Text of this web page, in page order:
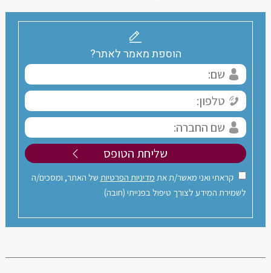
הוספת מאמר לאתר?
קראתי ואני מאשר/ת את מדיניות הפרטיות של האתר, ומסכים/ה
לשמירת המידע לצורך טיפול בפנייתי (חובה)